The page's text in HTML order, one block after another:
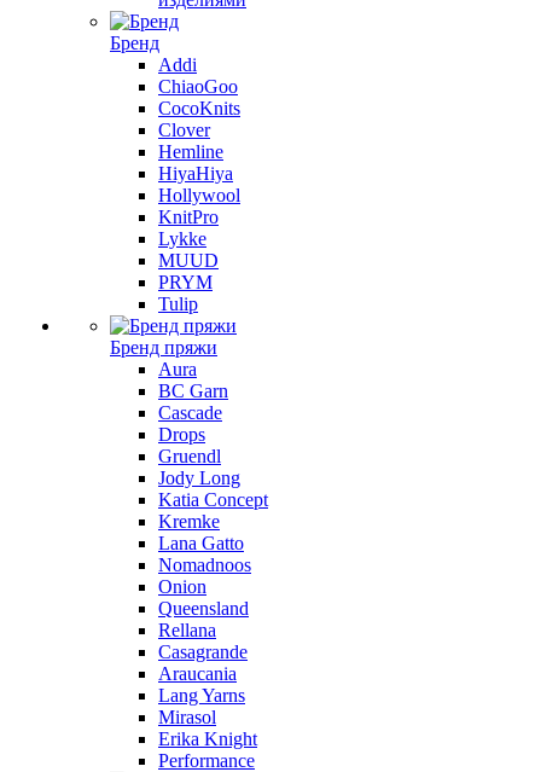
Бренд
Addi
ChiaoGoo
CocoKnits
Clover
Hemline
HiyaHiya
Hollywool
KnitPro
Lykke
MUUD
PRYM
Tulip
Бренд пряжи
Aura
BC Garn
Cascade
Drops
Gruendl
Jody Long
Katia Concept
Kremke
Lana Gatto
Nomadnoos
Onion
Queensland
Rellana
Casagrande
Araucania
Lang Yarns
Mirasol
Erika Knight
Performance